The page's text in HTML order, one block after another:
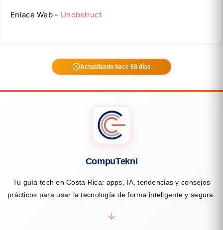
Enlace Web - Unobstruct
Actualizado hace 68 días
CompuTekni
Tu guía tech en Costa Rica: apps, IA, tendencias y consejos
prácticos para usar la tecnología de forma inteligente y segura.